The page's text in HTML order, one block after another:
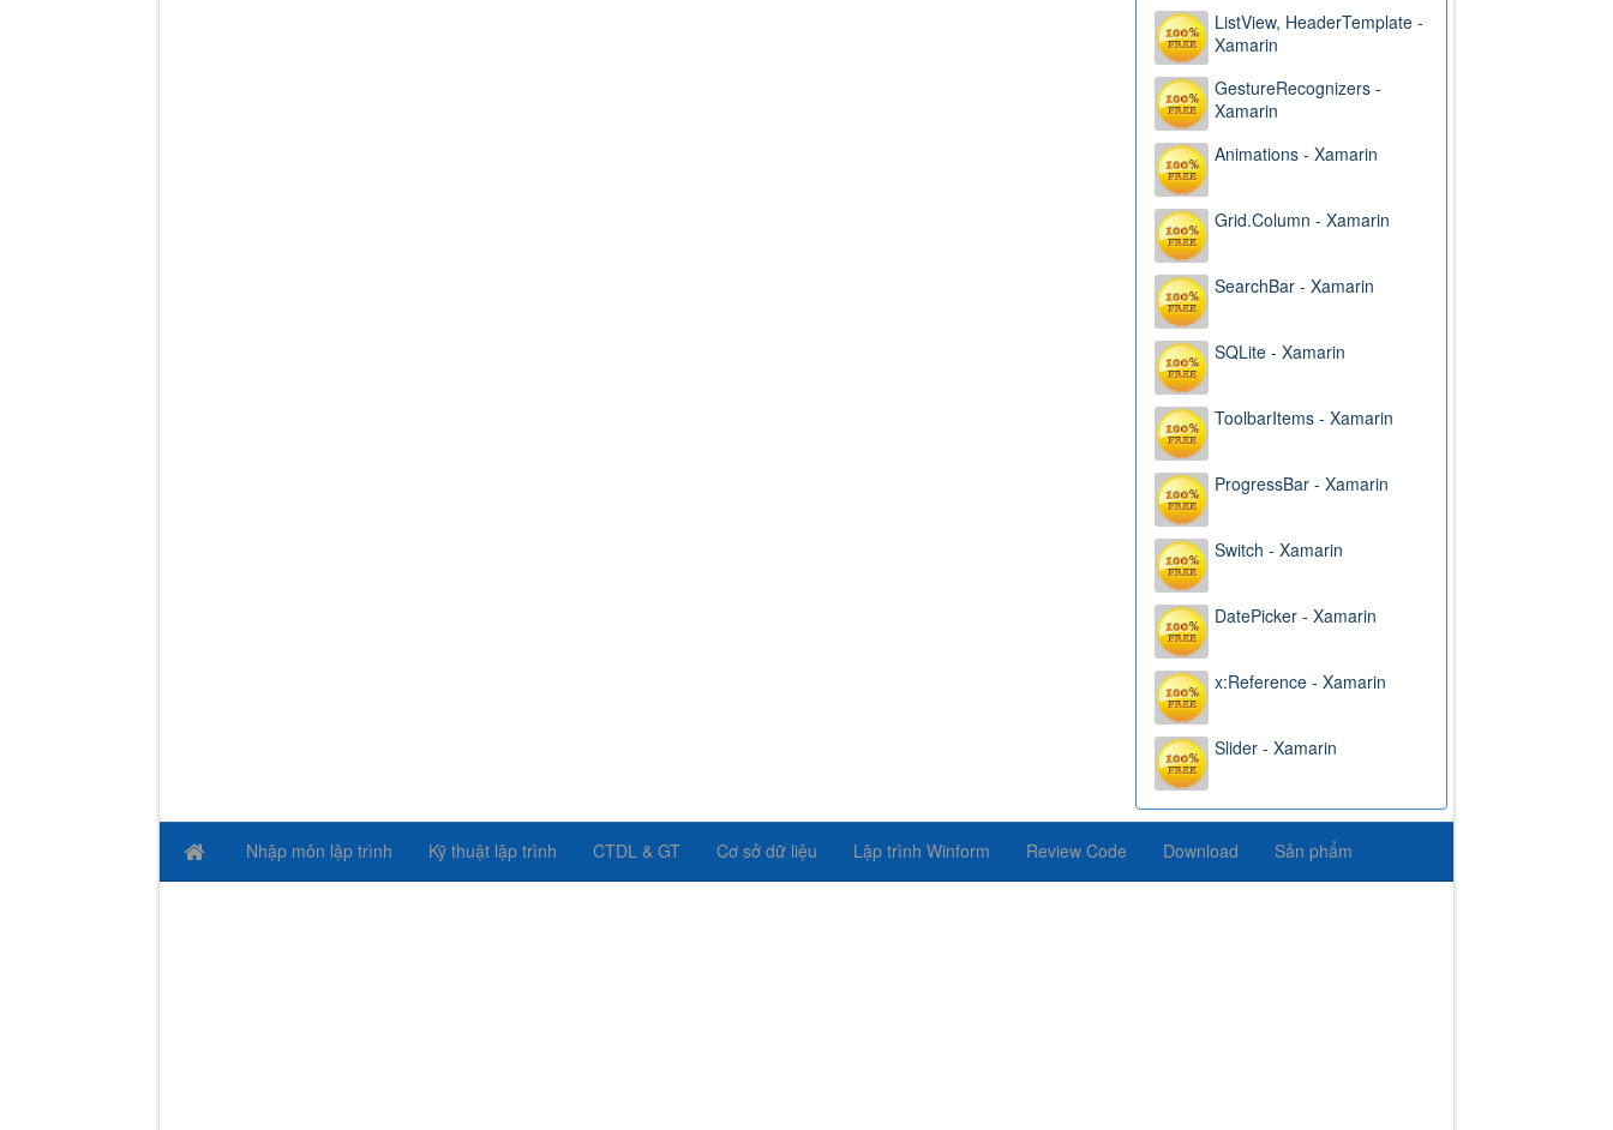
ListView, HeaderTemplate -
Xamarin
GestureRecognizers -
Xamarin
Animations - Xamarin
Grid.Column - Xamarin
SearchBar - Xamarin
SQLite - Xamarin
ToolbarItems - Xamarin
ProgressBar - Xamarin
Switch - Xamarin
DatePicker - Xamarin
x:Reference - Xamarin
Slider - Xamarin
Nhập môn lập trình Kỹ thuật lập trình CTDL & GT Cơ sở dữ liệu Lập trình Winform Review Code Download Sản phẩm